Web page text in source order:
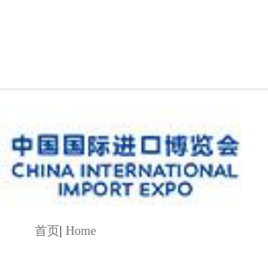
首页| Home